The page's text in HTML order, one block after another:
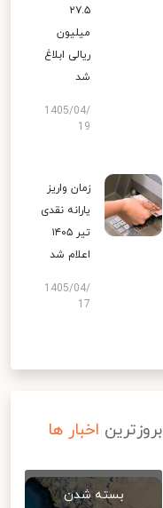
۲۷.۵
میلیون
ریالی ابلاغ
شد
1405/04/
19
زمان واریز
یارانه نقدی
تیر ۱۴۰۵
اعلام شد
1405/04/
17
بروزترین اخبار ها
بسته شدن